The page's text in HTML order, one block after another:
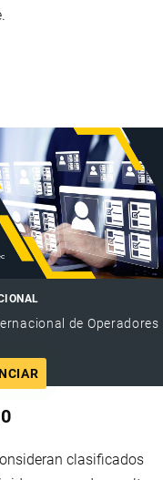
de Operadores
clasificados